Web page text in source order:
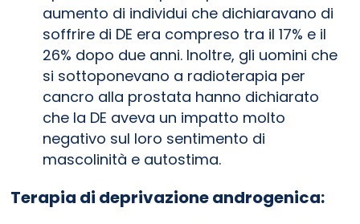
aumento di individui che dichiaravano di
soffrire di DE era compreso tra il 17% e il
26% dopo due anni. Inoltre, gli uomini che
si sottoponevano a radioterapia per
cancro alla prostata hanno dichiarato
che la DE aveva un impatto molto
negativo sul loro sentimento di
mascolinità e autostima.
Terapia di deprivazione androgenica: